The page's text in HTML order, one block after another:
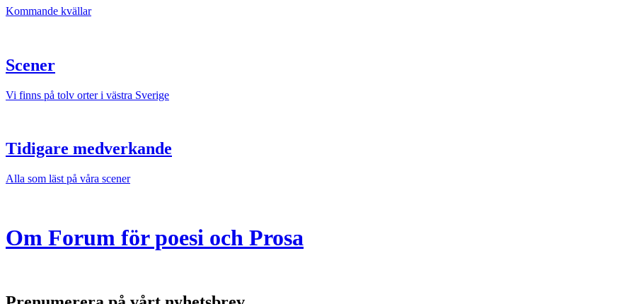
Kommande kvällar
Scener
Vi finns på tolv orter i västra Sverige
Tidigare medverkande
Alla som läst på våra scener
Om Forum för poesi och Prosa